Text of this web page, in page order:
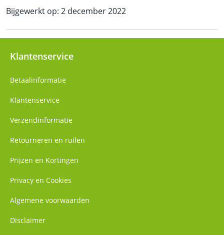
Bijgewerkt op: 2 december 2022
Klantenservice
Betaalinformatie
Klantenservice
Verzendinformatie
Retourneren en ruilen
Prijzen en Kortingen
Privacy en Cookies
Algemene voorwaarden
Disclaimer